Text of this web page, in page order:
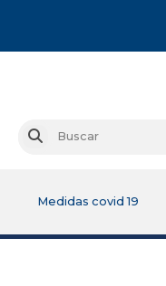
Buscar
Medidas covid 19